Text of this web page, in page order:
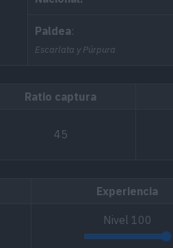
Paldea:
Escarlata y Púrpura
Ratio captura
45
Experiencia
Nivel 100